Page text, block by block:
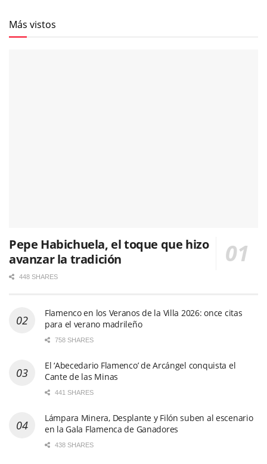
Más vistos
Pepe Habichuela, el toque que hizo
avanzar la tradición
448 SHARES
Flamenco en los Veranos de la Villa 2026: once citas
para el verano madrileño
758 SHARES
El ‘Abecedario Flamenco’ de Arcángel conquista el
Cante de las Minas
441 SHARES
Lámpara Minera, Desplante y Filón suben al escenario
en la Gala Flamenca de Ganadores
438 SHARES